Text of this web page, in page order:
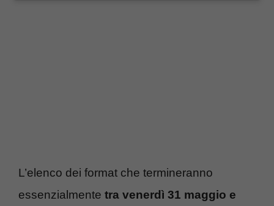
L’elenco dei format che termineranno
essenzialmente tra venerdì 31 maggio e